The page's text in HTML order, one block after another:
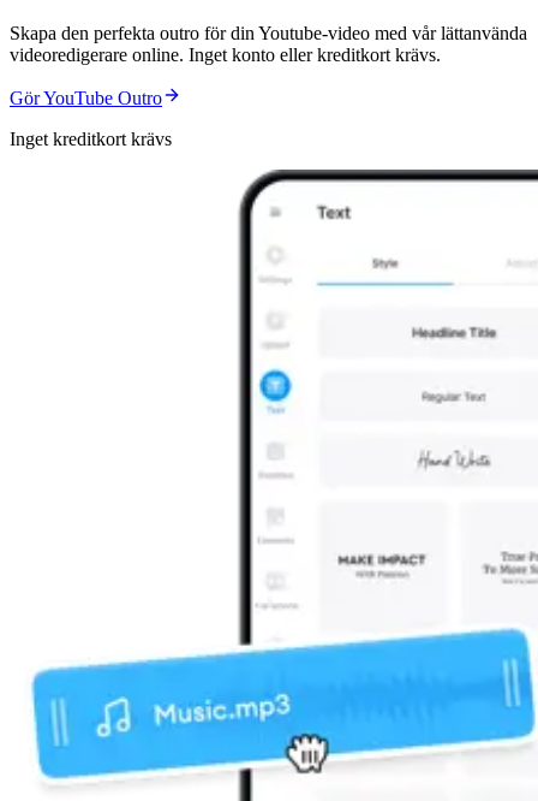
Skapa den perfekta outro för din Youtube-video med vår lättanvända
videoredigerare online. Inget konto eller kreditkort krävs.
Gör YouTube Outro
Inget kreditkort krävs